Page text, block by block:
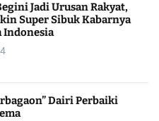
Jadi Urusan Rakyat,
Super Sibuk Kabarnya
Indonesia
Dairi Perbaiki